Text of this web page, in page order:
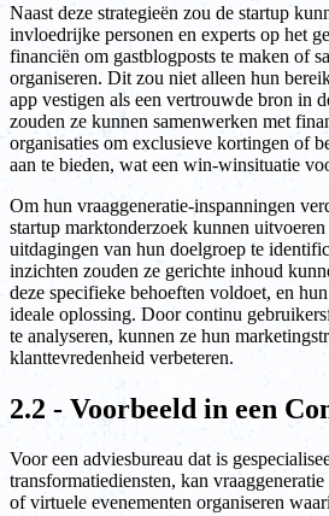
Naast deze strategieën zou de startup
invloedrijke personen en experts op het
financiën om gastblogposts te maken of
organiseren. Dit zou niet alleen hun
app vestigen als een vertrouwde bron in
zouden ze kunnen samenwerken met
organisaties om exclusieve kortingen of
aan te bieden, wat een win-winsituatie
Om hun vraaggeneratie-inspanningen
startup marktonderzoek kunnen
uitdagingen van hun doelgroep te
inzichten zouden ze gerichte inhoud
deze specifieke behoeften voldoet, en
ideale oplossing. Door continu
te analyseren, kunnen ze hun
klanttevredenheid verbeteren.
2.2 - Voorbeeld in een
Voor een adviesbureau dat is
transformatiediensten, kan
of virtuele evenementen organiseren